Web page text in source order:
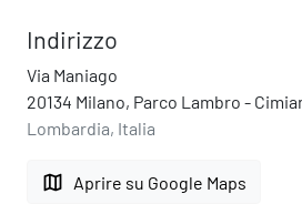
Indirizzo
Via Maniago
20134 Milano, Parco Lambro -
Lombardia, Italia
map Aprire su Google Maps